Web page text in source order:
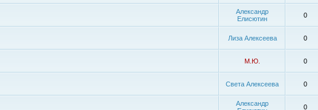
Александр
Елисютин
0
Лиза Алексеева 0
М.Ю. 0
Света Алексеева 0
Александр
0